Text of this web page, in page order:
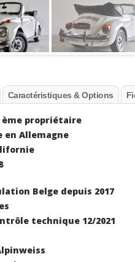
Caractéristiques & Options
ème propriétaire
en Allemagne
Belge depuis 2017
technique 12/2021